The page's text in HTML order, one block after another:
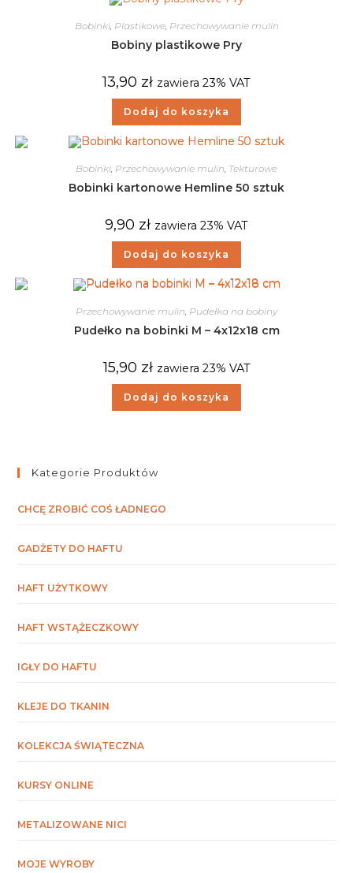
Bobinki, Plastikowe, Przechowywanie mulin
Bobiny plastikowe Pry
13,90 zł zawiera 23% VAT
Dodaj do koszyka
Bobinki Przechowywanie mulin Tekturowe
Bobinki kartonowe Hemline 50 sztuk
9,90 zł zawiera 23% VAT
Dodaj do koszyka
Przechowywanie mulin Pudełka na bobiny
Pudełko na bobinki M – 4x12x18 cm
15,90 zł zawiera 23% VAT
Dodaj do koszyka
Kategorie Produktów
CHCĘ ZROBIĆ COŚ ŁADNEGO
GADŻETY DO HAFTU
HAFT UŻYTKOWY
HAFT WSTĄŻECZKOWY
IGŁY DO HAFTU
KLEJE DO TKANIN
KOLEKCJA ŚWIĄTECZNA
KURSY ONLINE
METALIZOWANE NICI
MOJE WYROBY